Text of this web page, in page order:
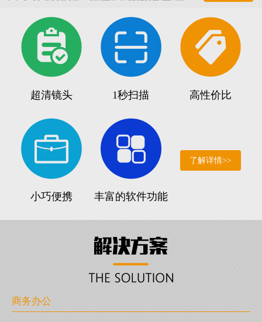
超清镜头 1秒扫描 高性价比
小巧便携 丰富的软件功能
了解详情>>
商务办公